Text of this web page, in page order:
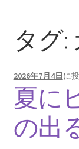
へ
ス
ッ
プ
キ
ッ
体験プラン予約
よくある質問
女将のアドバイ
ブログ
タグ:
2026年7月4日に
夏に
の出